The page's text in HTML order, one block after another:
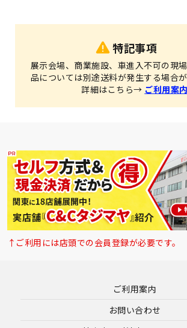
特記事項
展示会場、商業施設、車進入不可の現
品については別途送料が発生する場合が
詳細はこちら→ ご利用案内
↑ご利用には店頭での会員登録が必要です。
ご利用案内
お問い合わせ